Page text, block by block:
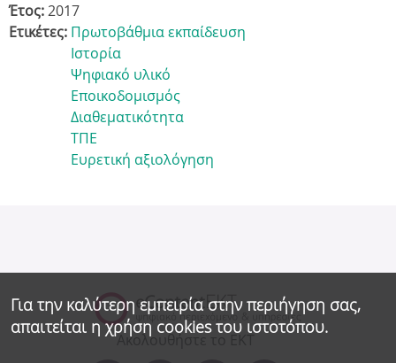
Έτος:2017
Ετικέτες: Πρωτοβάθμια εκπαίδευση
Ιστορία
Ψηφιακό υλικό
Εποικοδομισμός
Διαθεματικότητα
ΤΠΕ
Ευρετική αξιολόγηση
Για την καλύτερη εμπειρία στην περιήγηση σας,
απαιτείται η χρήση cookies του ιστοτόπου.